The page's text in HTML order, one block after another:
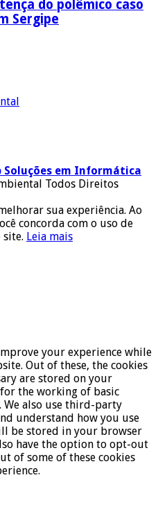
do polêmico caso
Sergipe
Soluções em Informática
Todos Direitos
sua experiência. Ao
concorda com o uso de
Leia mais
your experience while
Out of these, the cookies
are stored on your
the working of basic
also use third-party
understand how you use
be stored in your browser
have the option to opt-out
of some of these cookies